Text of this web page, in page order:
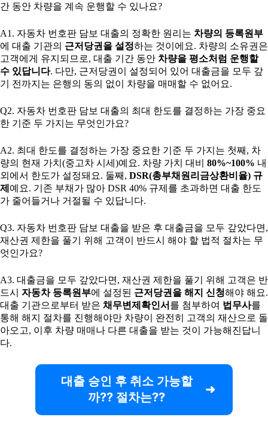
간 동안 차량을 계속 운행할 수 있나요?
A1. 자동차 번호판 담보 대출의 정확한 원리는 차량의 등록원부
에 대출 기관의 근저당권을 설정하는 것이에요. 차량의 소유권은
고객에게 유지되므로, 대출 기간 동안 차량을 평소처럼 운행할
수 있답니다. 다만, 근저당권이 설정되어 있어 대출금을 모두 갚
기 전까지는 은행의 동의 없이 차량을 매매할 수 없어요.
Q2. 자동차 번호판 담보 대출의 최대 한도를 결정하는 가장 중요
한 기준 두 가지는 무엇인가요?
A2. 최대 한도를 결정하는 가장 중요한 기준 두 가지는 첫째, 차
량의 현재 가치(중고차 시세)예요. 차량 가치 대비 80%~100% 내
외에서 한도가 설정돼요. 둘째, DSR(총부채원리금상환비율) 규
제 예요. 기존 부채가 많아 DSR 40% 규제를 초과하면 대출 한도
가 줄어들거나 거절될 수 있답니다.
Q3. 자동차 번호판 담보 대출을 받은 후 대출금을 모두 갚았다면,
재산권 제한을 풀기 위해 고객이 반드시 해야 할 법적 절차는 무
엇인가요?
A3. 대출금을 모두 갚았다면, 재산권 제한을 풀기 위해 고객은 반
드시 자동차 등록원부에 설정된 근저당권을 해지 신청해야 해요.
대출 기관으로부터 받은 채무변제확인서 를 첨부하여 법무사를
통해 해지 절차를 진행해야만 차량이 완전히 고객의 재산으로 돌
아오고, 이후 차량 매매나 다른 대출을 받는 것이 가능해진답니
다.
대출 승인 후 취소 가능할
까?? 절차는??